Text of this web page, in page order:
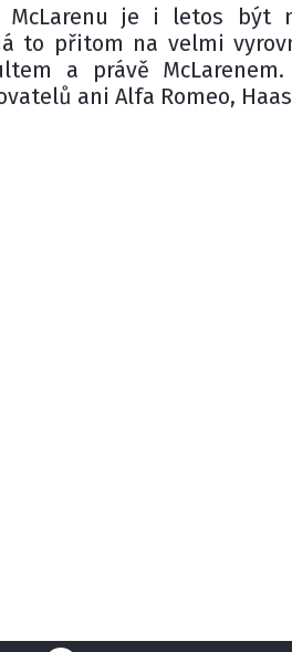
McLarenu je i letos být
to přitom na velmi
a právě
ani Alfa Romeo,